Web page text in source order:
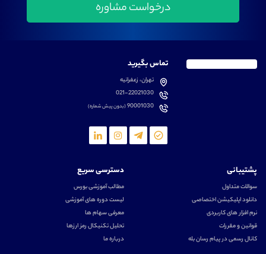
تماس بگیرید
تهران، زعفرانیه
021-22021030
90001030(بدون پیش شماره)
پشتیبانی
سوالات متداول
دانلود اپلیکیشن اختصاصی
نرم افزار های کاربردی
قوانین و مقررات
کانال رسمی در پیام رسان بله
دسترسی سریع
مطالب آموزشی بورس
لیست دوره های آموزشی
معرفی سهام ها
تحلیل تکنیکال رمز ارزها
درباره ما